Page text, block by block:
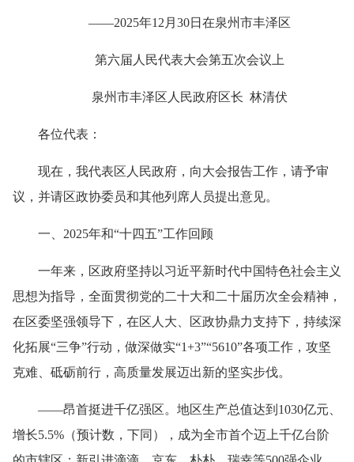
——2025年12月30日在泉州市丰泽区
第六届人民代表大会第五次会议上
泉州市丰泽区人民政府区长 林清伏
各位代表：
现在，我代表区人民政府，向大会报告工作，请予审
议，并请区政协委员和其他列席人员提出意见。
一、2025年和“十四五”工作回顾
一年来，区政府坚持以习近平新时代中国特色社会主义
思想为指导，全面贯彻党的二十大和二十届历次全会精神，
在区委坚强领导下，在区人大、区政协鼎力支持下，持续深
化拓展“三争”行动，做深做实“1+3”“5610”各项工作，攻坚
克难、砥砺前行，高质量发展迈出新的坚实步伐。
——昂首挺进千亿强区。地区生产总值达到1030亿元、
增长5.5%（预计数，下同），成为全市首个迈上千亿台阶